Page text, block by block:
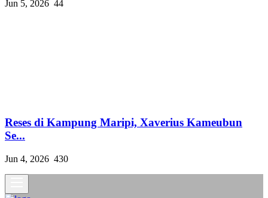
Jun 5, 2026 44
Reses di Kampung Maripi, Xaverius Kameubun
Se...
Jun 4, 2026 430